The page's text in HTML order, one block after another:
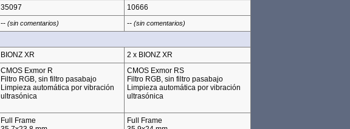
35097
10666
-- (sin comentarios) -- (sin comentarios)
BIONZ XR
2 x BIONZ XR
CMOS Exmor R
Filtro RGB, sin filtro pasabajo
Limpieza automática por vibración
ultrasónica
CMOS Exmor RS
Filtro RGB, sin filtro pasabajo
Limpieza automática por vibración
ultrasónica
Full Frame
Full Frame